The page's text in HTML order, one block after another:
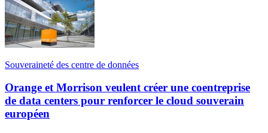
Souveraineté des centre de données
Orange et Morrison veulent créer une coentreprise
de data centers pour renforcer le cloud souverain
européen